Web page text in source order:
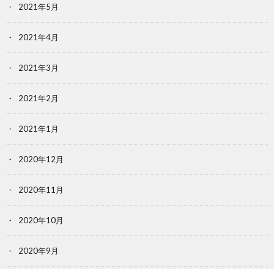
2021年5月
2021年4月
2021年3月
2021年2月
2021年1月
2020年12月
2020年11月
2020年10月
2020年9月